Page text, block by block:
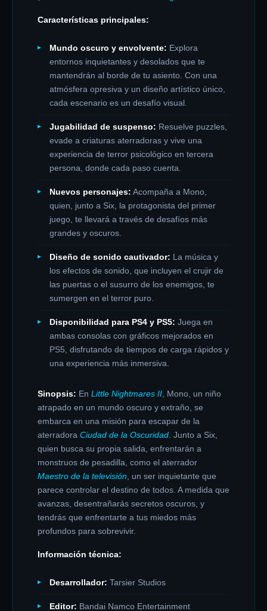
Características principales:
Mundo oscuro y envolvente: Explora
entornos inquietantes y desolados que te
mantendrán al borde de tu asiento. Con una
atmósfera opresiva y un diseño artístico único,
cada escenario es un desafío visual.
Jugabilidad de suspenso: Resuelve puzzles,
evade a criaturas aterradoras y vive una
experiencia de terror psicológico en tercera
persona, donde cada paso cuenta.
Nuevos personajes: Acompaña a Mono,
quien, junto a Six, la protagonista del primer
juego, te llevará a través de desafíos más
grandes y oscuros.
Diseño de sonido cautivador: La música y
los efectos de sonido, que incluyen el crujir de
las puertas o el susurro de los enemigos, te
sumergen en el terror puro.
Disponibilidad para PS4 y PS5: Juega en
ambas consolas con gráficos mejorados en
PS5, disfrutando de tiempos de carga rápidos y
una experiencia más inmersiva.
Sinopsis: En Little Nightmares II, Mono, un niño
atrapado en un mundo oscuro y extraño, se
embarca en una misión para escapar de la
aterradora Ciudad de la Oscuridad. Junto a Six,
quien busca su propia salida, enfrentarán a
monstruos de pesadilla, como el aterrador
Maestro de la televisión, un ser inquietante que
parece controlar el destino de todos. A medida que
avanzas, desentrañarás secretos oscuros, y
tendrás que enfrentarte a tus miedos más
profundos para sobrevivir.
Información técnica:
Desarrollador: Tarsier Studios
Editor: Bandai Namco Entertainment